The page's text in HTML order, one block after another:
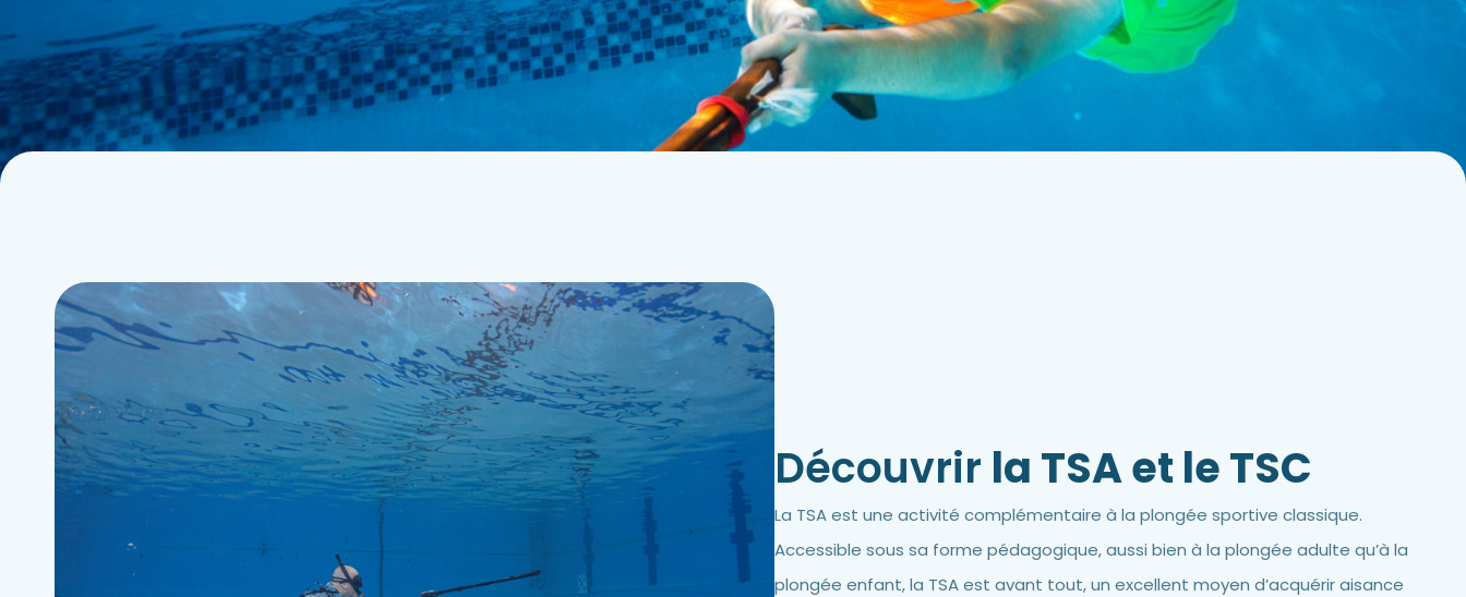
La plongée adaptée
L'audiovisuel
La TSA et le TSC
Contact
Découvrir la TSA et le TSC
La TSA est une activité complémentaire à la plongée sportive classique.
Accessible sous sa forme pédagogique, aussi bien à la plongée adulte qu’à la
plongée enfant, la TSA est avant tout, un excellent moyen d’acquérir aisance